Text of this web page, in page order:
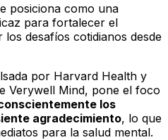
posiciona como una
para fortalecer el
desafíos cotidianos desde
por Harvard Health y
Verywell Mind, pone el foco
los
agradecimiento, lo que
para la salud mental.